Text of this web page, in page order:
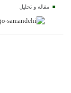
مقاله و تحلیل